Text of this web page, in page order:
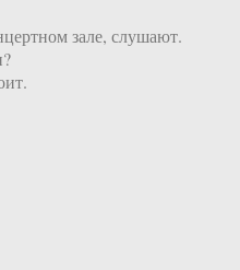
зале, слушают.